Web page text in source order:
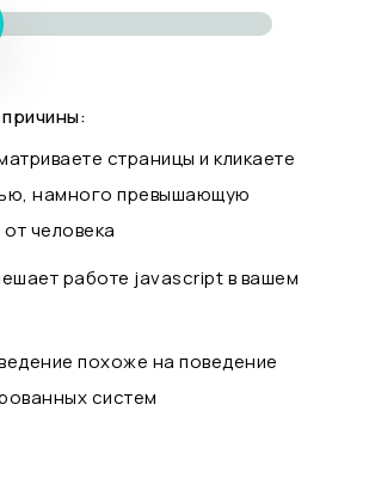
страницы и кликаете
намного превышающую
человека
работе javascript в вашем
похоже на поведение
систем